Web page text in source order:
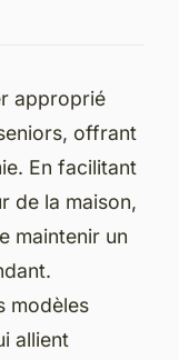
approprié
offrant
En facilitant
de la maison,
maintenir un
modèles
allient